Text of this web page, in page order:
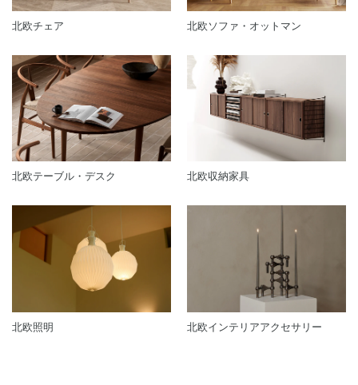
北欧チェア 北欧ソファ・オットマン
北欧テーブル・デスク 北欧収納家具
北欧照明 北欧インテリアアクセサリー